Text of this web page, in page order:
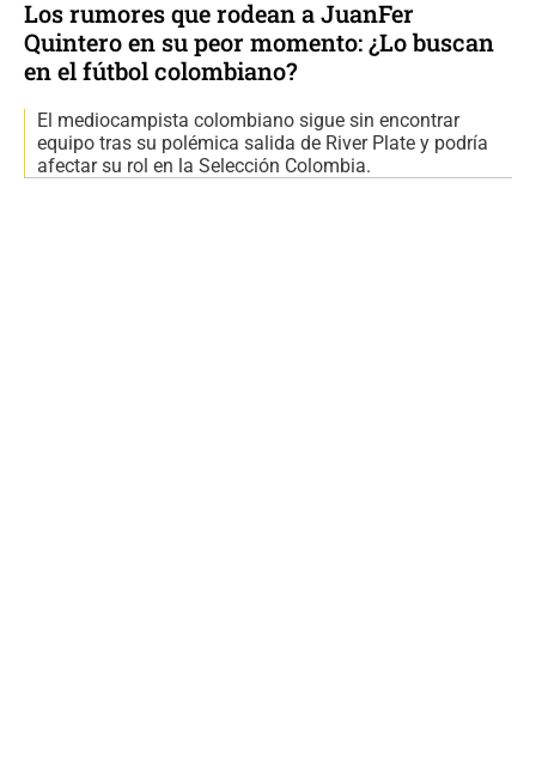
Los rumores que rodean a JuanFer
Quintero en su peor momento: ¿Lo buscan
en el fútbol colombiano?
El mediocampista colombiano sigue sin encontrar
equipo tras su polémica salida de River Plate y podría
afectar su rol en la Selección Colombia.